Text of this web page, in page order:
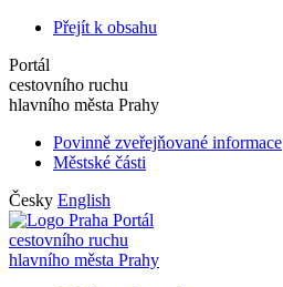
Přejít k obsahu
Portál
cestovního ruchu
hlavního města Prahy
Povinně zveřejňované informace
Městské části
Česky English
Portál
cestovního ruchu
hlavního města Prahy